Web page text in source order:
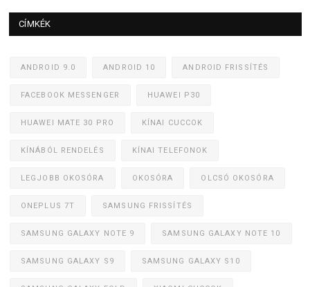
CÍMKÉK
ANDROID 9.0 ANDROID 10 ANDROID FRISSÍTÉS
FACEBOOK MESSENGER HUAWEI P30
HUAWEI MATE 30 PRO KÍNAI CUCCOK
KÍNÁBÓL RENDELÉS KÍNAI TELEFONOK
LEGJOBB OKOSÓRA OKOSÓRA OLCSÓ OKOSÓRA
ONEPLUS 7T SAMSUNG FRISSÍTÉS
SAMSUNG GALAXY NOTE 9 SAMSUNG GALAXY NOTE 10
SAMSUNG GALAXY S9 SAMSUNG GALAXY S10